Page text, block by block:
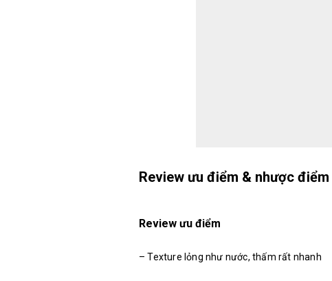
Review ưu điểm & nhược điểm
Review ưu điểm
– Texture lỏng như nước, thấm rất nhanh